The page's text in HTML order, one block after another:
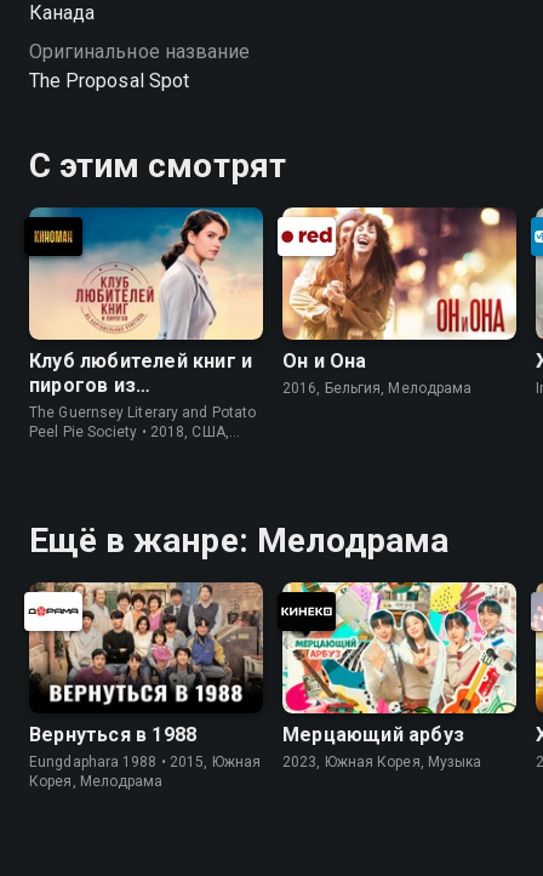
Канада
Оригинальное название
The Proposal Spot
С этим смотрят
Клуб любителей книг и
пирогов из
картофельных
очистков
The Guernsey Literary and Potato
Peel Pie Society • 2018, США,
Он и Она
2016, Бельгия, Мелодрама
Ещё в жанре: Мелодрама
Вернуться в 1988
Eungdaphara 1988 • 2015, Южная
Корея, Мелодрама
Мерцающий арбуз
2023, Южная Корея, Музыка